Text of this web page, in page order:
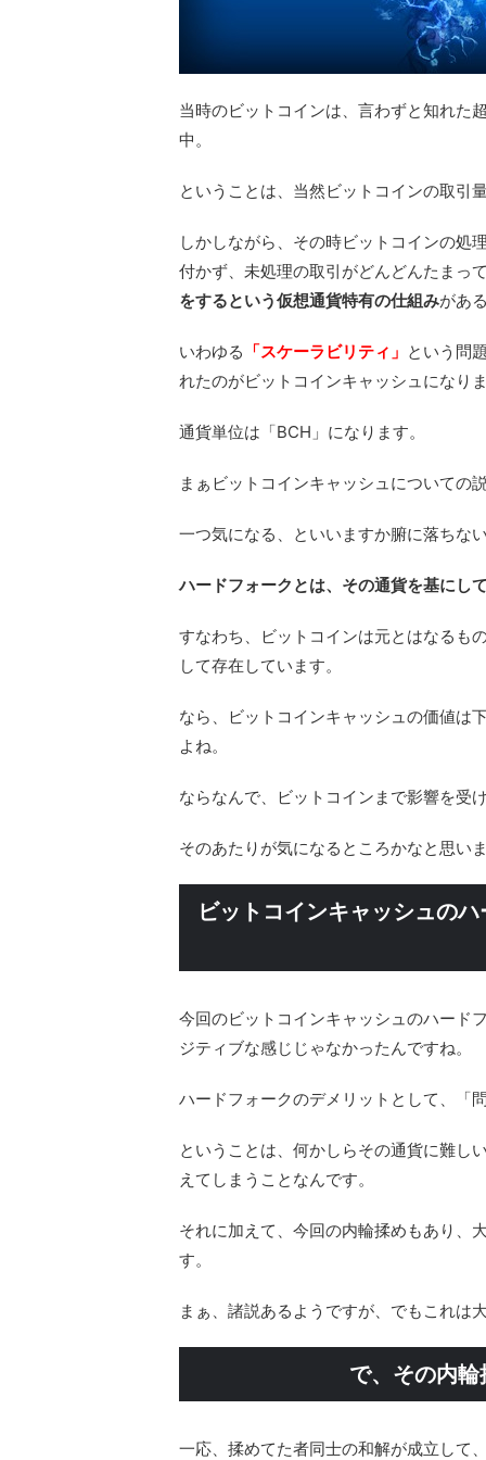
当時のビットコインは、言わずと知れた
中。
ということは、当然ビットコインの取引
しかしながら、その時ビットコインの処
付かず、未処理の取引がどんどんたまっ
をするという仮想通貨特有の仕組みがあ
いわゆる 「スケーラビリティ」 という問
れたのがビットコインキャッシュになり
通貨単位は「BCH」になります。
まぁビットコインキャッシュについての
一つ気になる、といいますか腑に落ちな
ハードフォークとは、その通貨を基にし
すなわち、ビットコインは元とはなるも
して存在しています。
なら、ビットコインキャッシュの価値は
よね。
ならなんで、ビットコインまで影響を受
そのあたりが気になるところかなと思い
ビットコインキャッシュの
今回のビットコインキャッシュのハード
ジティブな感じじゃなかったんですね。
ハードフォークのデメリットとして、「
ということは、何かしらその通貨に難し
えてしまうことなんです。
それに加えて、今回の内輪揉めもあり、
す。
まぁ、諸説あるようですが、でもこれは
で、その内
一応、揉めてた者同士の和解が成立して